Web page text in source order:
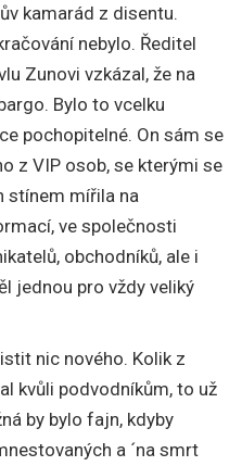
kamarád z disentu.
nebylo. Ředitel
Zunovi vzkázal, že na
Bylo to vcelku
pochopitelné. On sám se
z VIP osob, se kterými se
stínem mířila na
ve společnosti
obchodníků, ale i
jednou pro vždy veliký
nic nového. Kolik z
kvůli podvodníkům, to už
by bylo fajn, kdyby
a ´na smrt